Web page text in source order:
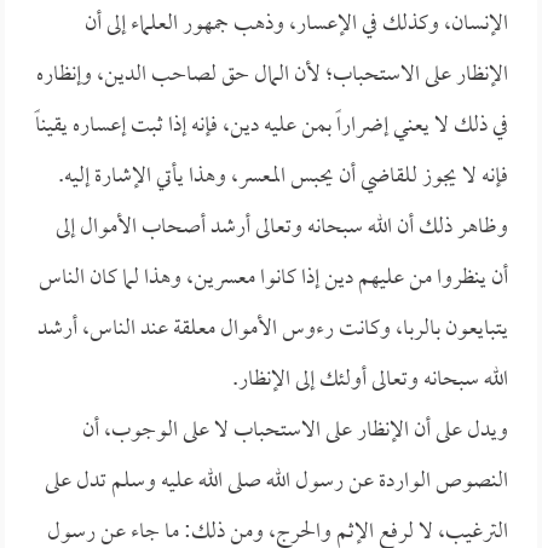
الإنسان، وكذلك في الإعسار، وذهب جمهور العلماء إلى أن
الإنظار على الاستحباب؛ لأن المال حق لصاحب الدين، وإنظاره
في ذلك لا يعني إضراراً بمن عليه دين، فإنه إذا ثبت إعساره يقيناً
فإنه لا يجوز للقاضي أن يحبس المعسر، وهذا يأتي الإشارة إليه.
وظاهر ذلك أن الله سبحانه وتعالى أرشد أصحاب الأموال إلى
أن ينظروا من عليهم دين إذا كانوا معسرين، وهذا لما كان الناس
يتبايعون بالربا، وكانت رءوس الأموال معلقة عند الناس، أرشد
الله سبحانه وتعالى أولئك إلى الإنظار.
ويدل على أن الإنظار على الاستحباب لا على الوجوب، أن
النصوص الواردة عن رسول الله صلى الله عليه وسلم تدل على
الترغيب، لا لرفع الإثم والحرج، ومن ذلك: ما جاء عن رسول